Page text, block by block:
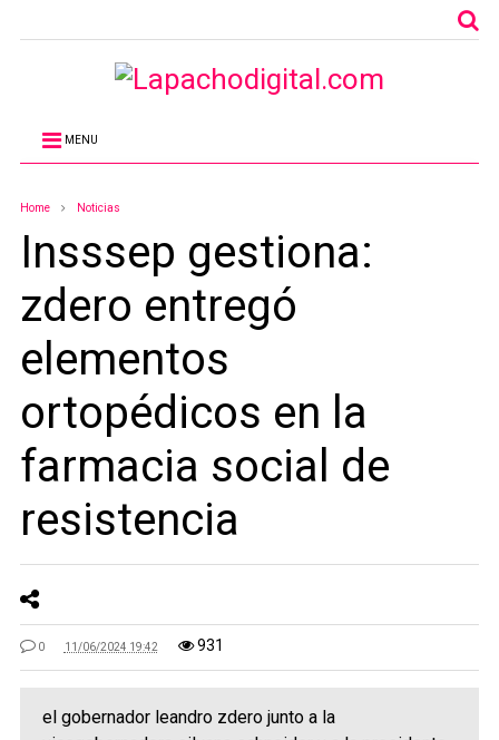
MENU
Home Noticias
Insssep gestiona:
zdero entregó
elementos
ortopédicos en la
farmacia social de
resistencia
0 11/06/2024 19:42 931
el gobernador leandro zdero junto a la